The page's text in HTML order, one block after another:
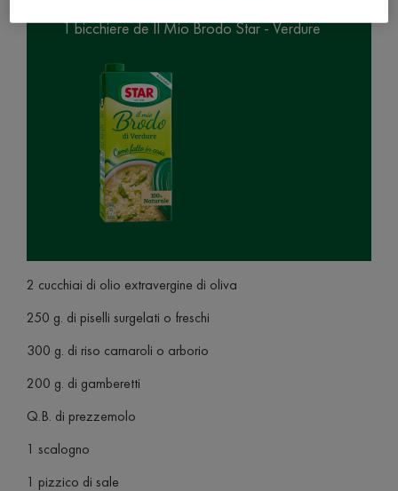
1 bicchiere de Il Mio Brodo Star - Verdure
2 cucchiai di olio extravergine di oliva
250 g. di piselli surgelati o freschi
300 g. di riso carnaroli o arborio
200 g. di gamberetti
Q.B. di prezzemolo
1 scalogno
1 pizzico di sale